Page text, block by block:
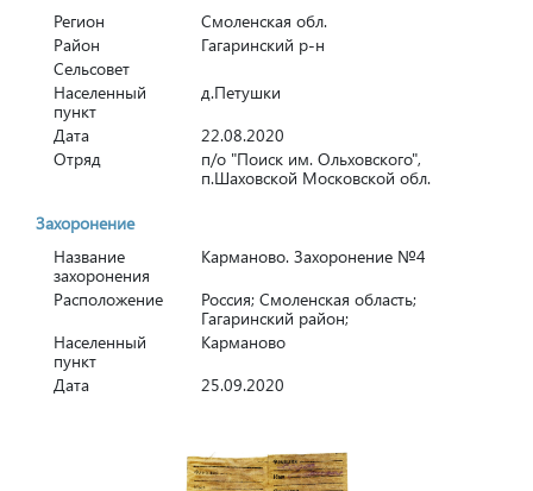
Регион
Смоленская обл.
Район
Гагаринский р-н
Сельсовет
Населенный
пункт
д.Петушки
Дата
22.08.2020
Отряд
п/о "Поиск им. Ольховского",
п.Шаховской Московской обл.
Захоронение
Название
захоронения
Карманово. Захоронение №4
Расположение
Россия; Смоленская область;
Гагаринский район;
Населенный
пункт
Карманово
Дата
25.09.2020